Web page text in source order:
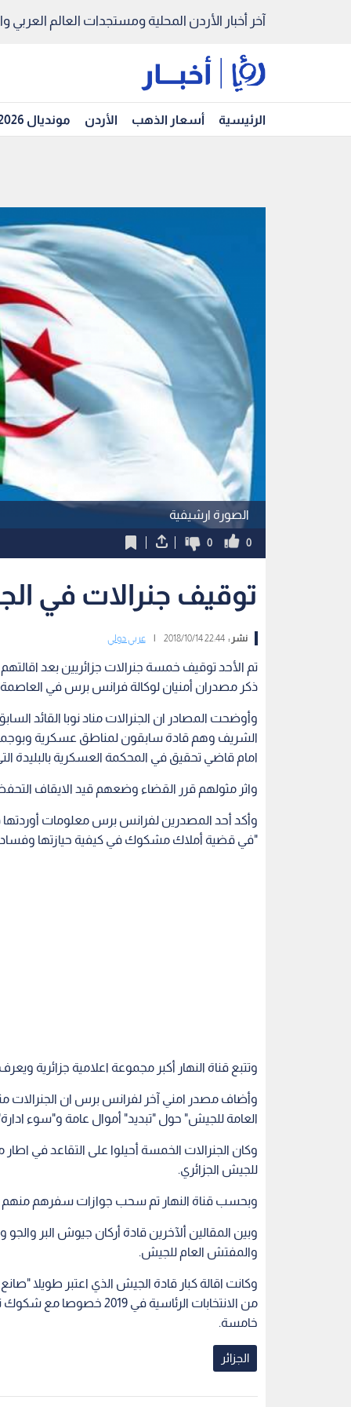
آخر أخبار الأردن المحلية ومستجدات العالم العربي
الرئيسية أسعار الذهب الأردن مونديال 2026
الصورة ارشيفية
0
0
توقيف جنرالات في
نشر :22:44 2018/10/14 عربي دولي
تم الأحد توقيف خمسة جنرالات جزائريين بعد
ذكر مصدران أمنيان لوكالة فرانس برس في العاصمة
وأوضحت المصادر ان الجنرالات مناد نوبا القائد
الشريف وهم قادة سابقون لمناطق عسكرية وبوجمعة
امام قاضي تحقيق في المحكمة العسكرية بالبليدة التي تقع على بعد
واثر مثولهم قرر القضاء وضعهم قيد الايقاف
وأكد أحد المصدرين لفرانس برس معلومات أوردتها
"في قضية أملاك مشكوك في كيفية حيازتها
وتتبع قناة النهار أكبر مجموعة اعلامية جزائرية
العامة للجيش" حول "تبديد" أموال عامة و"سوء
وكان الجنرالات الخمسة أحيلوا على التقاعد في اطار
للجيش الجزائري.
وبحسب قناة النهار تم سحب جوازات سفرهم منهم
وبين المقالين ألآخرين قادة أركان جيوش البر
والمفتش العام للجيش.
وكانت اقالة كبار قادة الجيش الذي اعتبر طويلا
خامسة.
الجزائر